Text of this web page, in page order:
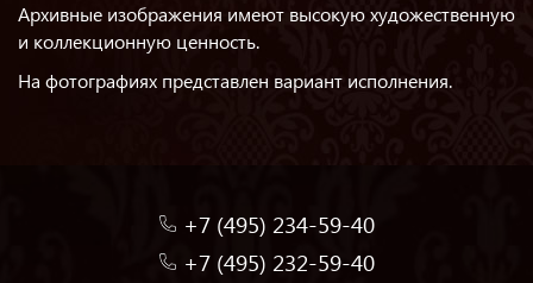
Архивные изображения имеют высокую художественную
и коллекционную ценность.
На фотографиях представлен вариант исполнения.
+7 (495) 234-59-40
+7 (495) 232-59-40